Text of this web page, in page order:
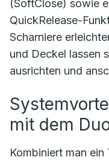
(SoftClose) sowie
QuickRelease-
Scharniere
und Deckel lassen
ausrichten und
mit dem
Kombiniert man